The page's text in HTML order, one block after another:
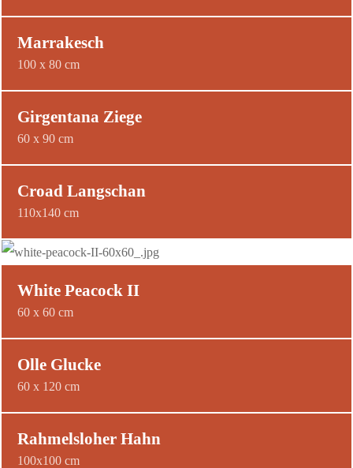
Marrakesch
100 x 80 cm
Girgentana Ziege
60 x 90 cm
Croad Langschan
110x140 cm
White Peacock II
60 x 60 cm
Olle Glucke
60 x 120 cm
Rahmelsloher Hahn
100x100 cm